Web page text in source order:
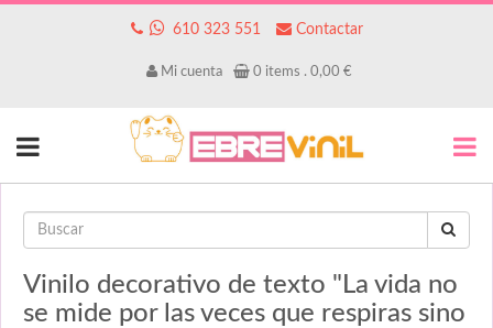
610 323 551 Contactar
Mi cuenta 0 items . 0,00 €
Vinilo decorativo de texto "La vida no
se mide por las veces que respiras sino